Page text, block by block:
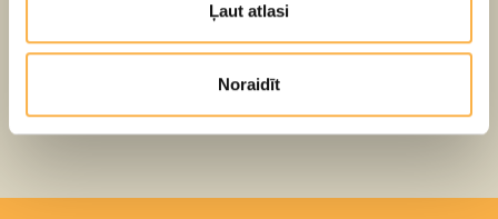
Ļaut atlasi
Noraidīt